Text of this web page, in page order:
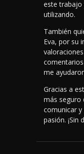
este trabajo
utilizando.
También
Eva, por su
me
Gracias a
más seguro
comunicar
pasión. ¡Sin